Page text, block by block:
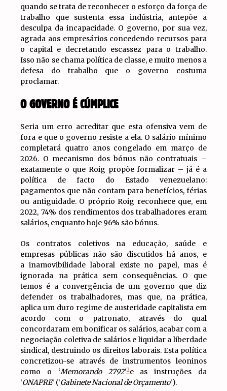
quando se trata de reconhecer o esforço da força de
trabalho que sustenta essa indústria, antepõe a
desculpa da incapacidade. O governo, por sua vez,
agrada aos empresários concedendo recursos para
o capital e decretando escassez para o trabalho.
Isso não se chama política de classe, e muito menos a
defesa do trabalho que o governo costuma
proclamar.
O GOVERNO É CÚMPLICE
Seria um erro acreditar que esta ofensiva vem de
fora e que o governo resiste a ela. O salário mínimo
completará quatro anos congelado em março de
2026. O mecanismo dos bónus não contratuais –
exatamente o que Roig propõe formalizar – já é a
política de facto do Estado venezuelano:
pagamentos que não contam para benefícios, férias
ou antiguidade. O próprio Roig reconhece que, em
2022, 74% dos rendimentos dos trabalhadores eram
salários, enquanto hoje 96% são bónus.
Os contratos coletivos na educação, saúde e
empresas públicas não são discutidos há anos, e
a inamovibilidade laboral existe no papel, mas é
ignorada na prática sem consequências. O que
temos é a convergência de um governo que diz
defender os trabalhadores, mas que, na prática,
aplica um duro regime de austeridade capitalista em
acordo com o patronato, através do qual
concordaram em bonificar os salários, acabar com a
negociação coletiva de salários e liquidar a liberdade
sindical, destruindo os direitos laborais. Esta política
concretizou-se através de instrumentos leoninos
como o ‘Memorando 2792‘2e as instruções da
‘ONAPRE‘ (‘Gabinete Nacional de Orçamento‘).